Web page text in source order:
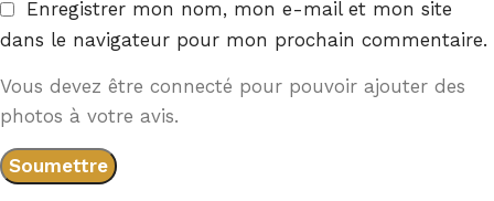
Enregistrer mon nom, mon e-mail et mon site
dans le navigateur pour mon prochain commentaire.
Vous devez être connecté pour pouvoir ajouter des
photos à votre avis.